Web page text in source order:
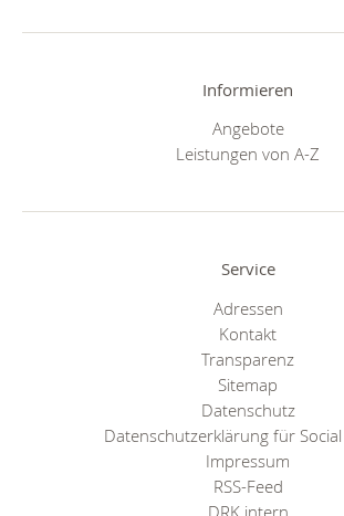
Informieren
Angebote
Leistungen von A-Z
Service
Adressen
Kontakt
Transparenz
Sitemap
Datenschutz
Datenschutzerklärung für
Impressum
RSS-Feed
DRK intern